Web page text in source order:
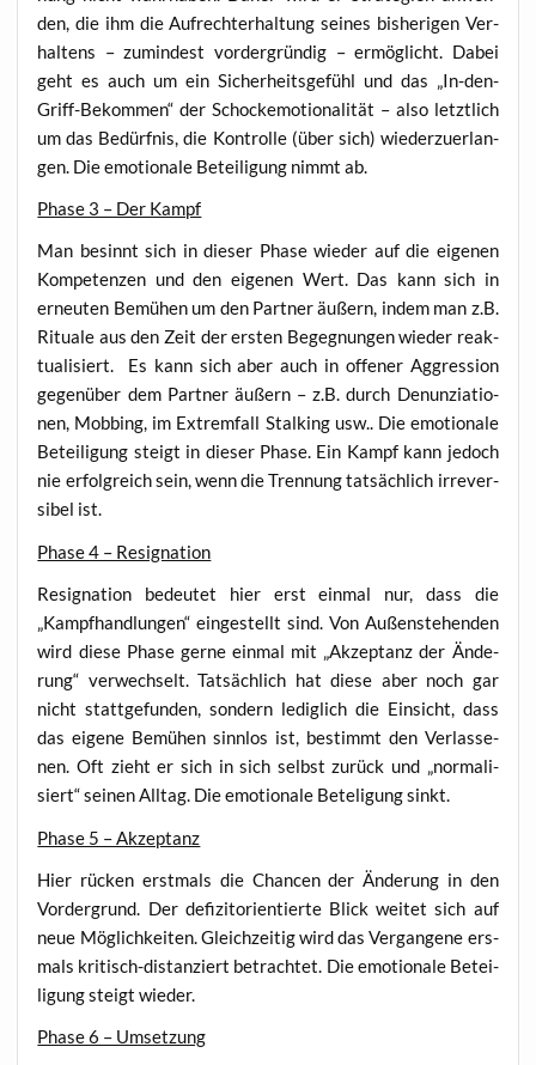
den, die ihm die Auf­recht­erhal­tung sei­nes bis­he­ri­gen Ver­
hal­tens – zumin­dest vor­der­grün­dig – ermög­licht. Dabei
geht es auch um ein Sicher­heits­ge­fühl und das „In-den-
Griff-Bekom­men“ der Scho­ck­emo­tio­na­li­tät – also letzt­lich
um das Bedürf­nis, die Kon­trol­le (über sich) wie­der­zu­er­lan­
gen. Die emo­tio­na­le Betei­li­gung nimmt ab.
Pha­se 3 – Der Kampf
Man besinnt sich in die­ser Pha­se wie­der auf die eige­nen
Kom­pe­ten­zen und den eige­nen Wert. Das kann sich in
erneu­ten Bemü­hen um den Part­ner äußern, indem man z.B.
Ritua­le aus den Zeit der ers­ten Begeg­nun­gen wie­der reak­
tua­li­siert. Es kann sich aber auch in offe­ner Aggres­si­on
gegen­über dem Part­ner äußern – z.B. durch Denun­zia­tio­
nen, Mob­bing, im Extrem­fall Stal­king usw.. Die emo­tio­na­le
Betei­li­gung steigt in die­ser Pha­se. Ein Kampf kann jedoch
nie erfolg­reich sein, wenn die Tren­nung tat­säch­lich irrever­
si­bel ist.
Pha­se 4 – Resignation
Resi­gna­ti­on bedeu­tet hier erst ein­mal nur, dass die
„Kampf­hand­lun­gen“ ein­ge­stellt sind. Von Außen­ste­hen­den
wird die­se Pha­se ger­ne ein­mal mit „Akzep­tanz der Ände­
rung“ ver­wech­selt. Tat­säch­lich hat die­se aber noch gar
nicht statt­ge­fun­den, son­dern ledig­lich die Ein­sicht, dass
das eige­ne Bemü­hen sinn­los ist, bestimmt den Ver­las­se­
nen. Oft zieht er sich in sich selbst zurück und „nor­ma­li­
siert“ sei­nen All­tag. Die emo­tio­na­le Bete­li­gung sinkt.
Pha­se 5 – Akzeptanz
Hier rücken erst­mals die Chan­cen der Ände­rung in den
Vor­der­grund. Der defi­zit­ori­en­tier­te Blick wei­tet sich auf
neue Mög­lich­kei­ten. Gleich­zei­tig wird das Ver­gan­ge­ne ers­
mals kri­tisch-distan­ziert betrach­tet. Die emo­tio­na­le Betei­
li­gung steigt wieder.
Pha­se 6 – Umsetzung